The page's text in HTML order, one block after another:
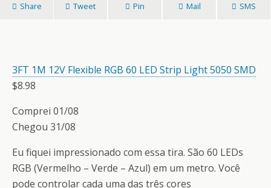
Share Tweet Pin Mail SMS
3FT 1M 12V Flexible RGB 60 LED Strip Light 5050 SMD
$8.98
Comprei 01/08
Chegou 31/08
Eu fiquei impressionado com essa tira. São 60 LEDs
RGB (Vermelho – Verde – Azul) em um metro. Você
pode controlar cada uma das três cores